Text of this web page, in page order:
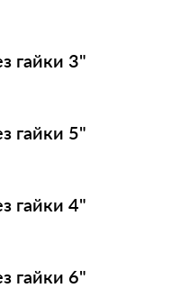
гайки 3"
гайки 5"
гайки 4"
гайки 6"